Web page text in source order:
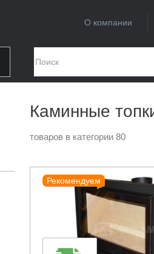
О компании
Каминные
товаров в категории 80
Рекомендуем